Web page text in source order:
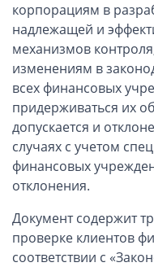
Ирландские компании
Ирландские партнерства
Компании в Сингапуре
Компании на Кипре
Канадские компании LTD
Канадские партнерства LP
Компании в США
Оффшорные компании
Оффшоры на БВО (BVI)
корпорациям в
надлежащей и
механизмов
изменениям в
всех финансовых
придерживаться их
допускается и
случаях с учетом
финансовых
отклонения.
Документ содержит
проверке клиентов
соответствии с